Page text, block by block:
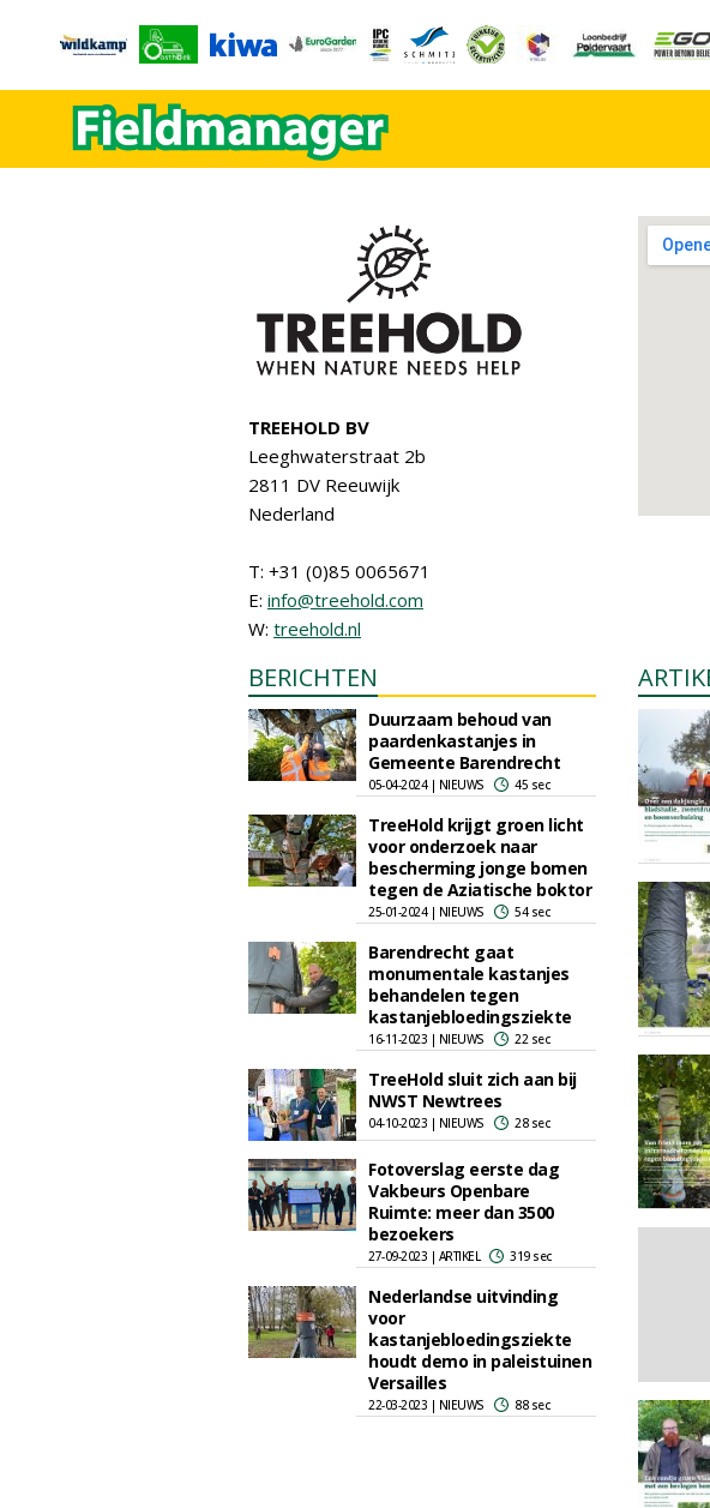
TREEHOLD BV
Leeghwaterstraat 2b
2811 DV Reeuwijk
Nederland
T: +31 (0)85 0065671
E: info@treehold.com
W: treehold.nl
BERICHTEN
Duurzaam behoud van
paardenkastanjes in
Gemeente Barendrecht
05-04-2024 | NIEUWS 45 sec
TreeHold krijgt groen licht
voor onderzoek naar
bescherming jonge bomen
tegen de Aziatische boktor
25-01-2024 | NIEUWS 54 sec
Barendrecht gaat
monumentale kastanjes
behandelen tegen
kastanjebloedingsziekte
16-11-2023 | NIEUWS 22 sec
TreeHold sluit zich aan bij
NWST Newtrees
04-10-2023 | NIEUWS 28 sec
Fotoverslag eerste dag
Vakbeurs Openbare
Ruimte: meer dan 3500
bezoekers
27-09-2023 | ARTIKEL 319 sec
Nederlandse uitvinding
voor
kastanjebloedingsziekte
houdt demo in paleistuinen
Versailles
22-03-2023 | NIEUWS 88 sec